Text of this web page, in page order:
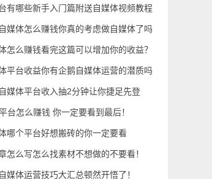
有哪些新手入门篇附送自媒体视频教程
媒体怎么赚钱你真的考虑做自媒体了吗
怎么赚钱看完这篇可以增加你的收益？
平台收益你有企鹅自媒体运营的潜质吗
媒体平台收入抽2分钟让你捷足先登
台怎么赚钱 你一定要看到最后！
哪个平台好想搬砖的你一定要看
怎么写怎么找素材不想做的不要看！
媒体运营技巧大汇总顿然开悟了！